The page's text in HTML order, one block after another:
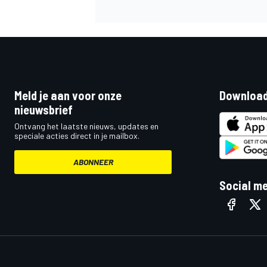
Meld je aan voor onze
nieuwsbrief
Ontvang het laatste nieuws, updates en
speciale acties direct in je mailbox.
ABONNEER
Social